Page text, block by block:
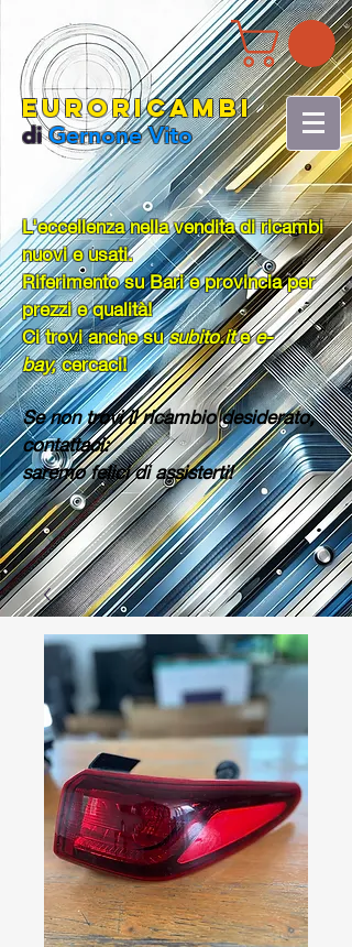
EURORICAMBI
diGernone Vito
L'eccellenza nella vendita di ricambi
nuovi e usati.
Riferimento su Bari e provincia per
prezzi e qualità!
Ci trovi anche susubito.itee-
bay,cercaci!
Se non trovi il ricambio desiderato,
contattaci:
saremo felici di assisterti!